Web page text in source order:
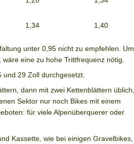
1,34 1,40
unter 0,95 nicht zu empfehlen. Um
eine zu hohe Trittfrequenz nötig.
und 29 Zoll durchgesetzt.
dann mit zwei Kettenblättern üblich,
Sektor nur noch Bikes mit einem
für viele Alpenüberquerer oder
Kassette, wie bei einigen Gravelbikes,